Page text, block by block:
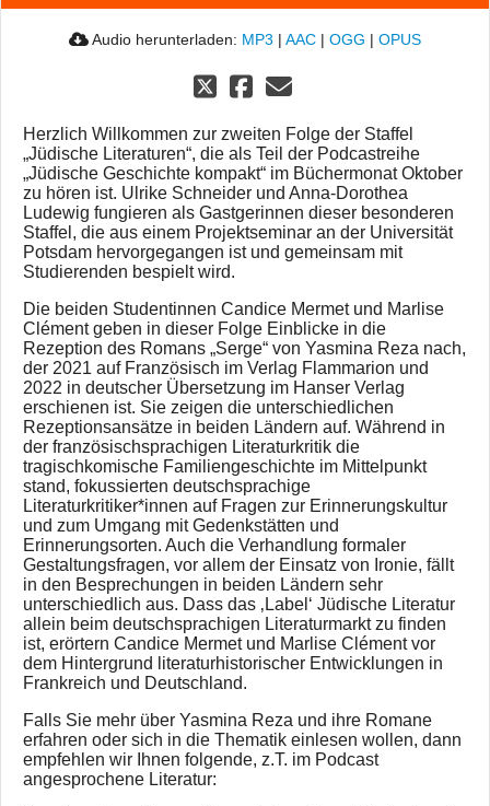
Audio herunterladen: MP3 | AAC | OGG | OPUS
Herzlich Willkommen zur zweiten Folge der Staffel
„Jüdische Literaturen“, die als Teil der Podcastreihe
„Jüdische Geschichte kompakt“ im Büchermonat Oktober
zu hören ist. Ulrike Schneider und Anna-Dorothea
Ludewig fungieren als Gastgerinnen dieser besonderen
Staffel, die aus einem Projektseminar an der Universität
Potsdam hervorgegangen ist und gemeinsam mit
Studierenden bespielt wird.
Die beiden Studentinnen Candice Mermet und Marlise
Clément geben in dieser Folge Einblicke in die
Rezeption des Romans „Serge“ von Yasmina Reza nach,
der 2021 auf Französisch im Verlag Flammarion und
2022 in deutscher Übersetzung im Hanser Verlag
erschienen ist. Sie zeigen die unterschiedlichen
Rezeptionsansätze in beiden Ländern auf. Während in
der französischsprachigen Literaturkritik die
tragischkomische Familiengeschichte im Mittelpunkt
stand, fokussierten deutschsprachige
Literaturkritiker*innen auf Fragen zur Erinnerungskultur
und zum Umgang mit Gedenkstätten und
Erinnerungsorten. Auch die Verhandlung formaler
Gestaltungsfragen, vor allem der Einsatz von Ironie, fällt
in den Besprechungen in beiden Ländern sehr
unterschiedlich aus. Dass das ‚Label‘ Jüdische Literatur
allein beim deutschsprachigen Literaturmarkt zu finden
ist, erörtern Candice Mermet und Marlise Clément vor
dem Hintergrund literaturhistorischer Entwicklungen in
Frankreich und Deutschland.
Falls Sie mehr über Yasmina Reza und ihre Romane
erfahren oder sich in die Thematik einlesen wollen, dann
empfehlen wir Ihnen folgende, z.T. im Podcast
angesprochene Literatur: